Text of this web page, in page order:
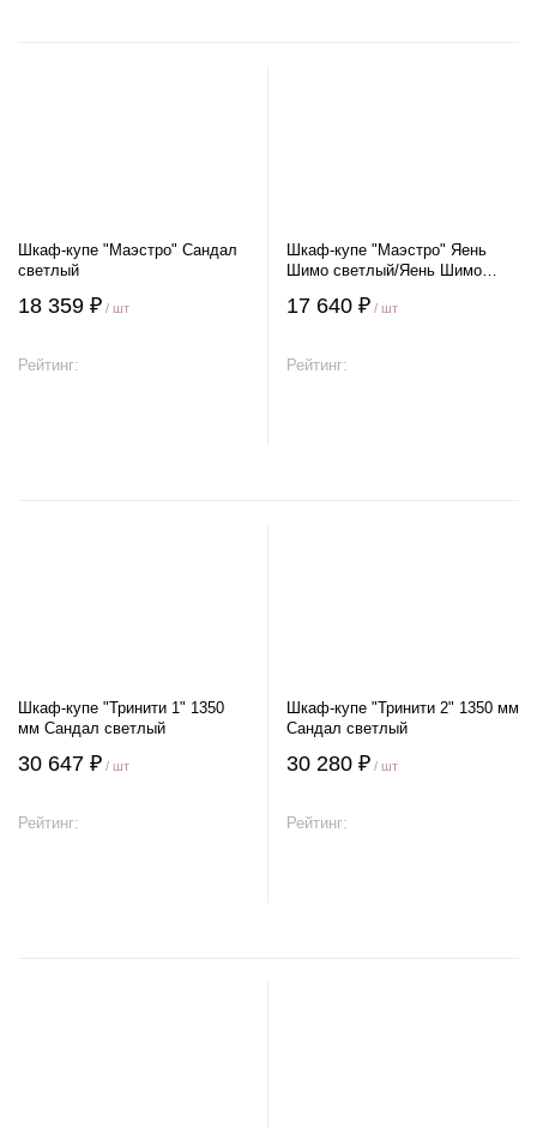
Шкаф-купе "Маэстро" Сандал
светлый
18 359 ₽ / шт
Рейтинг:
Шкаф-купе "Маэстро" Яень
Шимо светлый/Яень Шимо
17 640 ₽ / шт
Рейтинг:
Шкаф-купе "Тринити 1" 1350
мм Сандал светлый
30 647 ₽ / шт
Рейтинг:
Шкаф-купе "Тринити 2" 1350 мм
Сандал светлый
30 280 ₽ / шт
Рейтинг: